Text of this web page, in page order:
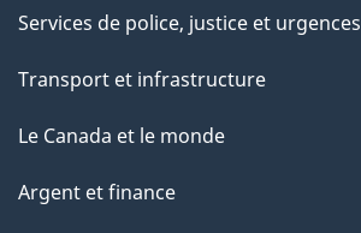
e
a
g
Services de police, justice et urgences
Transport et infrastructure
Le Canada et le monde
Argent et finance